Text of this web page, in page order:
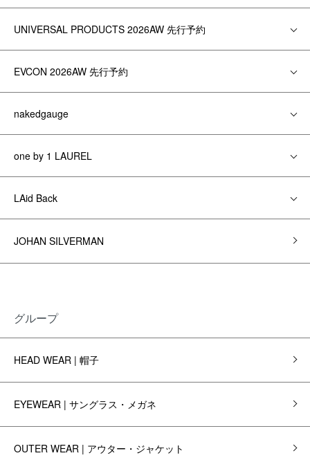
UNIVERSAL PRODUCTS 2026AW 先行予約
EVCON 2026AW 先行予約
nakedgauge
one by 1 LAUREL
LAid Back
JOHAN SILVERMAN
グループ
HEAD WEAR | 帽子
EYEWEAR | サングラス・メガネ
OUTER WEAR | アウター・ジャケット